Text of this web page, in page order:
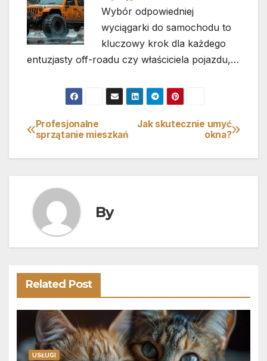
Wybór odpowiedniej
wyciągarki do samochodu to
kluczowy krok dla każdego
entuzjasty off-roadu czy właściciela pojazdu,…
Nawigacja
wpisu
Jak skutecznie umyć
okna?
Profesjonalne
sprzątanie mieszkań
By
Related Post
USŁUGI